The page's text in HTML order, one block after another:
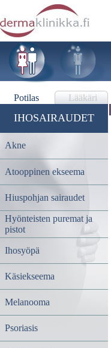
Potilas Lääkäri
IHOSAIRAUDET
Akne
Atooppinen ekseema
Hiuspohjan sairaudet
Hyönteisten puremat ja
pistot
Ihosyöpä
Käsiekseema
Melanooma
Psoriasis